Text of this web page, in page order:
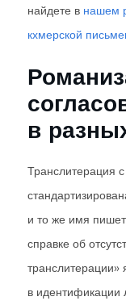
найдете в нашем
кхмерской
в
Транслитерация
и то же имя
справке об
транслитерации»
в идентификации